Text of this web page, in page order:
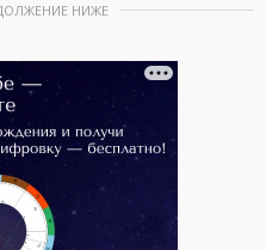
НИЖЕ